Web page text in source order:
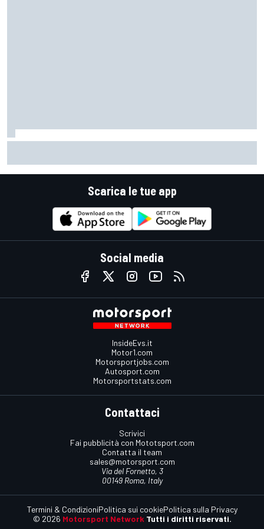
Scarica le tue app
Social media
InsideEvs.it
Motor1.com
Motorsportjobs.com
Autosport.com
Motorsportstats.com
Contattaci
Scrivici
Fai pubblicità con Mototsport.com
Contatta il team
sales@motorsport.com
Via del Fornetto, 3
00149 Roma, Italy
© 2026 Motorsport Network Tutti i diritti riservati.
Termini & CondizioniPolitica sui cookiePolitica sulla Privacy